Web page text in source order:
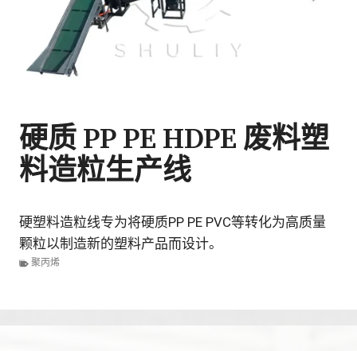
硬质 PP PE HDPE 废料塑
料造粒生产线
硬塑料造粒线专为将硬质PP PE PVC等转化为高质量
颗粒以制造新的塑料产品而设计。
聚丙烯